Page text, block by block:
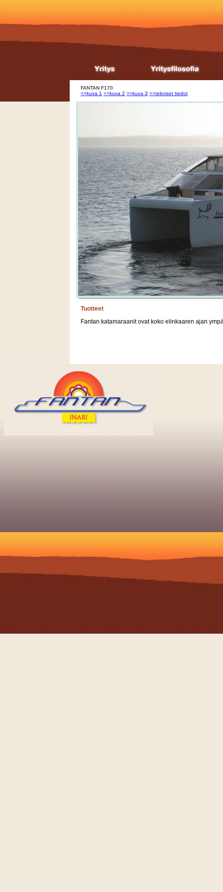
FANTAN F170
>>kuva 1 >>kuva 2 >>kuva 3 >>tekniset tiedot
Tuotteet
Fantan katamaraanit ovat koko elinkaaren ajan